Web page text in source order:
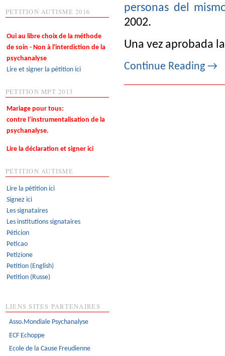
personas del
2002.
Una vez aprobada
Continue Reading →
PETITION AUTISME 2016
Oui au libre choix de la méthode
de soin - Non à l'interdiction de la
psychanalyse
Lire et signer la pétition ici
PETITION MPT 2013
Mariage pour tous:
contre l’instrumentalisation de la
psychanalyse.
Lire la déclaration et signer ici
PETITION AUTISME
Lire la pétition ici
Signez ici
Les signataires
Les institutions signataires
Péticion
Peticao
Petizione
Petition (English)
Petition (Russe)
LIENS SITES PARTENAIRES
Asso.Mondiale Psychanalyse
ECF Echoppe
Ecole de la Cause Freudienne